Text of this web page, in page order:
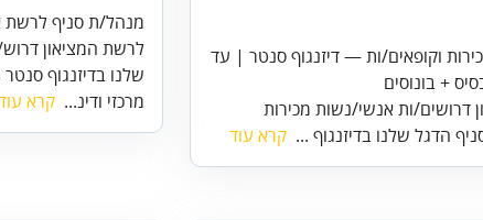
וקופאים/ות — דיזנגוף סנטר | עד
דרושים/ות אנשי/נשות מכירות
הדגל שלנו בדיזנגוף ... קרא עוד
מנהל/ת סניף לרשת
לרשת המציאון
שלנו בדיזנגוף
מרכזי ודינ... קרא